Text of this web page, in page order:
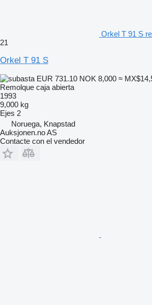
Orkel T 91 S
21
Orkel T 91 S
EUR 731.10 NOK 8,000 ≈
Remolque caja abierta
1993
9,000 kg
Ejes 2
Noruega, Knapstad
Auksjonen.no AS
Contacte con el vendedor